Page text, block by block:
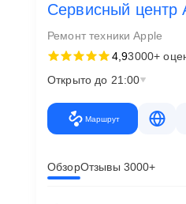
Сервисный центр
Ремонт техники Apple
4,93000+
Открыто до 21:00
Маршрут
ОбзорОтзывы 3000+